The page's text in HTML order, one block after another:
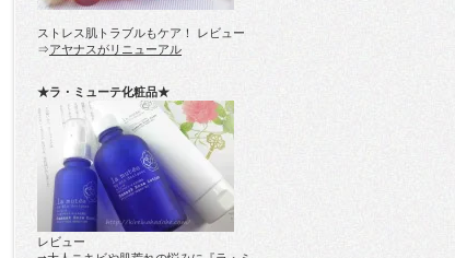
ストレス肌トラブルもケア！ レビュー
⇒アヤナスがリニューアル
★ラ・ミューテ化粧品★
レビュー